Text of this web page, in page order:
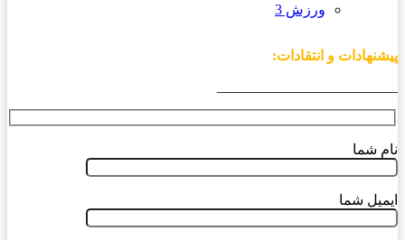
ورزش 3
پیشنهادات و انتقادات:
نام شما
ایمیل شما